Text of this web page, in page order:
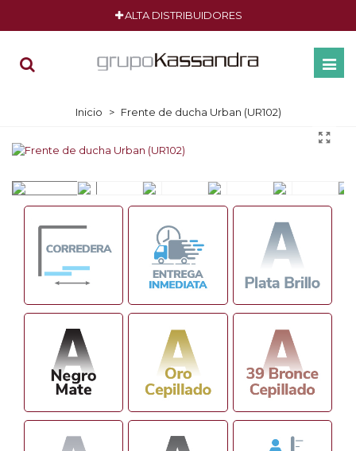
ALTA DISTRIBUIDORES
Inicio > Frente de ducha Urban (UR102)